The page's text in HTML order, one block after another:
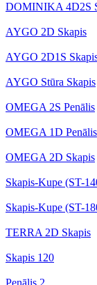
DOMINIKA 4D2S
AYGO 2D Skapis
AYGO 2D1S
AYGO Stūra Skapis
OMEGA 2S Penālis
OMEGA 1D Penālis
OMEGA 2D Skapis
Skapis-Kupe (ST-
Skapis-Kupe (ST-
TERRA 2D Skapis
Skapis 120